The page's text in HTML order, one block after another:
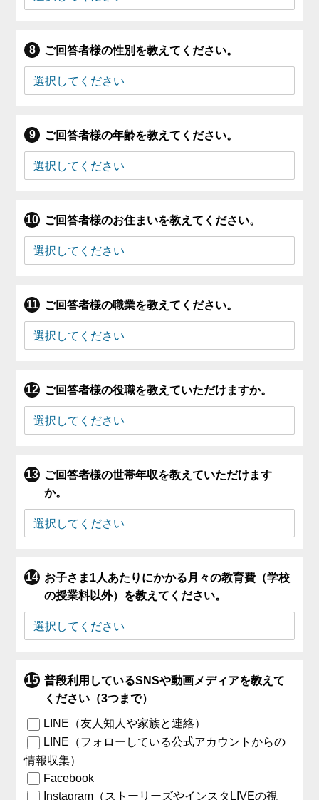
ご回答者様の性別を教えてください。
ご回答者様の年齢を教えてください。
ご回答者様のお住まいを教えてください。
ご回答者様の職業を教えてください。
ご回答者様の役職を教えていただけますか。
ご回答者様の世帯年収を教えていただけます
か。
お子さま1人あたりにかかる月々の教育費（学校
の授業料以外）を教えてください。
普段利用しているSNSや動画メディアを教えて
ください（3つまで）
LINE（友人知人や家族と連絡）
LINE（フォローしている公式アカウントからの
情報収集）
Facebook
Instagram（ストーリーズやインスタLIVEの視